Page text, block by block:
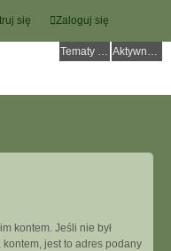
Zaloguj się
się
Tematy bez odpowiedzi Aktywne tematy
kontem. Jeśli nie był
jest to adres podany